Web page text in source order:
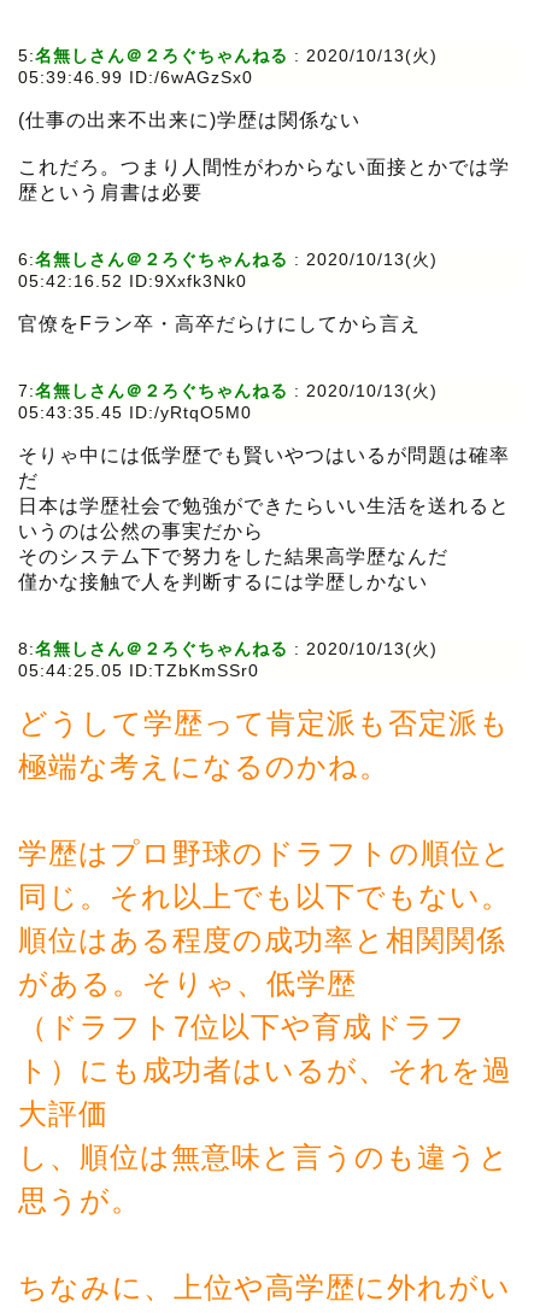
5:名無しさん＠２ろぐちゃんねる : 2020/10/13(火)
05:39:46.99 ID:/6wAGzSx0
(仕事の出来不出来に)学歴は関係ない
これだろ。つまり人間性がわからない面接とかでは学
歴という肩書は必要
6:名無しさん＠２ろぐちゃんねる : 2020/10/13(火)
05:42:16.52 ID:9Xxfk3Nk0
官僚をFラン卒・高卒だらけにしてから言え
7:名無しさん＠２ろぐちゃんねる : 2020/10/13(火)
05:43:35.45 ID:/yRtqO5M0
そりゃ中には低学歴でも賢いやつはいるが問題は確率
だ
日本は学歴社会で勉強ができたらいい生活を送れると
いうのは公然の事実だから
そのシステム下で努力をした結果高学歴なんだ
僅かな接触で人を判断するには学歴しかない
8:名無しさん＠２ろぐちゃんねる : 2020/10/13(火)
05:44:25.05 ID:TZbKmSSr0
どうして学歴って肯定派も否定派も
極端な考えになるのかね。
学歴はプロ野球のドラフトの順位と
同じ。それ以上でも以下でもない。
順位はある程度の成功率と相関関係
がある。そりゃ、低学歴
（ドラフト7位以下や育成ドラフ
ト）にも成功者はいるが、それを過
大評価
し、順位は無意味と言うのも違うと
思うが。
ちなみに、上位や高学歴に外れがい